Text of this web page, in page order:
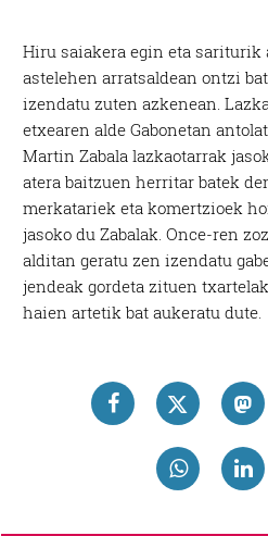
Hiru saiakera egin eta sariturik
astelehen arratsaldean ontzi
izendatu zuten azkenean.
etxearen alde Gabonetan
Martin Zabala lazkaotarrak
atera baitzuen herritar batek
merkatariek eta komertzioek
jasoko du Zabalak. Once-ren
alditan geratu zen izendatu
jendeak gordeta zituen
haien artetik bat aukeratu dute.